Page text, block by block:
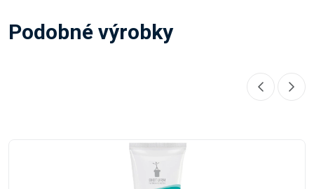
Podobné výrobky